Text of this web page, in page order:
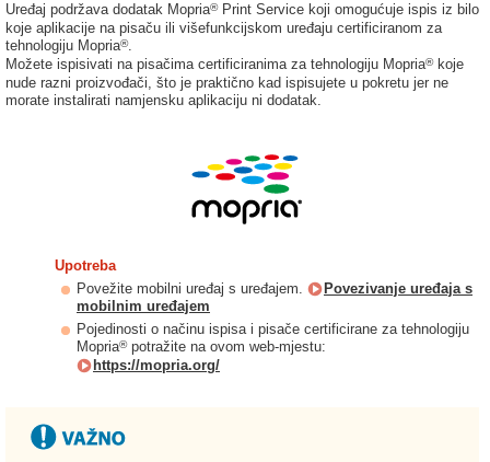
Uređaj podržava dodatak Mopria®Print Service koji omogućuje ispis iz bilo
koje aplikacije na pisaču ili višefunkcijskom uređaju certificiranom za
tehnologiju Mopria®.
Možete ispisivati na pisačima certificiranima za tehnologiju Mopria®koje
nude razni proizvođači, što je praktično kad ispisujete u pokretu jer ne
morate instalirati namjensku aplikaciju ni dodatak.
Upotreba
Povežite mobilni uređaj s uređajem.
Povezivanje uređaja s
mobilnim uređajem
Pojedinosti o načinu ispisa i pisače certificirane za tehnologiju
Mopria®potražite na ovom web-mjestu:
https://mopria.org/